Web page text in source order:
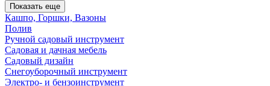
Показать еще
Кашпо, Горшки, Вазоны
Полив
Ручной садовый инструмент
Садовая и дачная мебель
Садовый дизайн
Снегоуборочный инструмент
Электро- и бензоинструмент